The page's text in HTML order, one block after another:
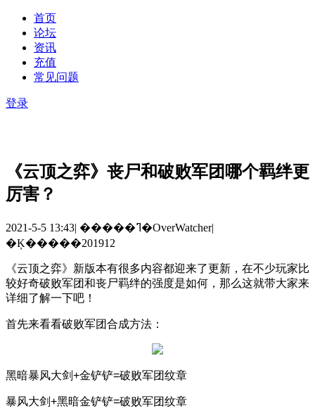
首页
论坛
资讯
充值
常见问题
登录
《云顶之弈》丧尸和破败军团哪个羁绊更
厉害？
2021-5-5 13:43| �����ߣ�OverWatcher|
�Ķ�����201912
《云顶之弈》新版本有很多内容都迎来了更新，在不少玩家比
较好奇破败军团和丧尸羁绊的强度是如何，那么这就带大家来
详细了解一下吧！
首先来看看破败军团合成方法：
黑暗暴风大剑+金铲铲=破败军团纹章
暴风大剑+黑暗金铲铲=破败军团纹章